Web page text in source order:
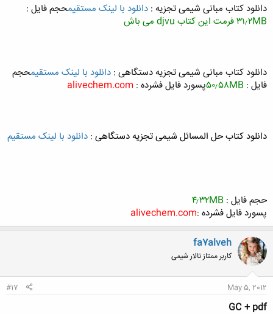
دانلود کتاب مبانی شیمی تجزیه : دانلود با لینک مستقیمحجم فایل :
۳۱٫۲MB فرمت این کتاب djvu می باش
دانلود کتاب مبانی شیمی تجزیه دستگاهی : دانلود با لینک مستقیمحجم
فایل : ۵۰٫۵۸MBپسورد فایل فشرده : alivechem.com
دانلود کتاب حل المسائل شیمی تجزیه دستگاهی : دانلود با لینک مستقیم
حجم فایل : ۴٫۳۲MB
پسورد فایل فشرده :alivechem.com
fa7alveh
کاربر ممتاز تالار شیمی
May 5, 2012
#17
GC + pdf